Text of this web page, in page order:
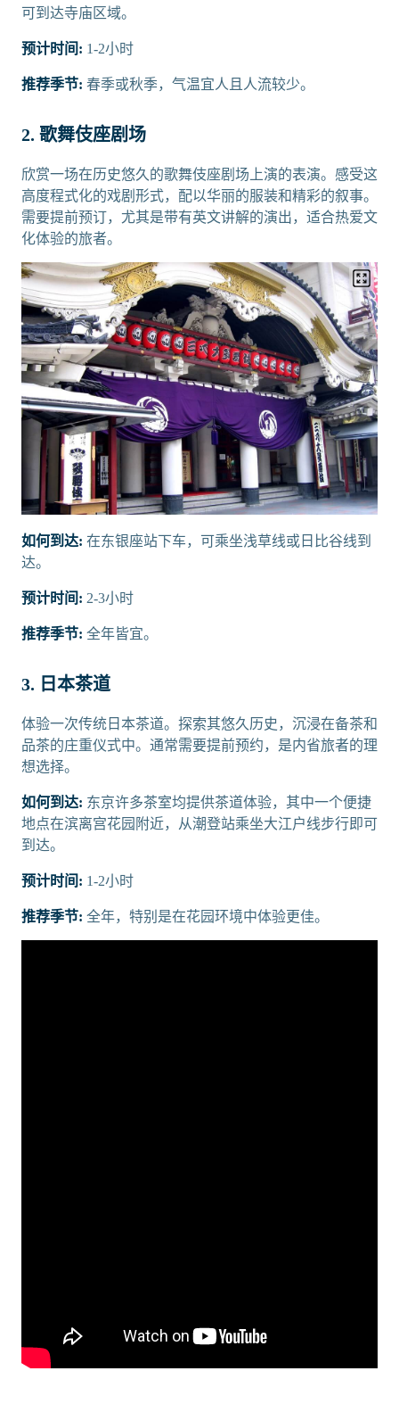
可到达寺庙区域。
预计时间: 1-2小时
推荐季节: 春季或秋季，气温宜人且人流较少。
2. 歌舞伎座剧场
欣赏一场在历史悠久的歌舞伎座剧场上演的表演。感受这
高度程式化的戏剧形式，配以华丽的服装和精彩的叙事。
需要提前预订，尤其是带有英文讲解的演出，适合热爱文
化体验的旅者。
如何到达: 在东银座站下车，可乘坐浅草线或日比谷线到
达。
预计时间: 2-3小时
推荐季节: 全年皆宜。
3. 日本茶道
体验一次传统日本茶道。探索其悠久历史，沉浸在备茶和
品茶的庄重仪式中。通常需要提前预约，是内省旅者的理
想选择。
如何到达: 东京许多茶室均提供茶道体验，其中一个便捷
地点在滨离宫花园附近，从潮登站乘坐大江户线步行即可
到达。
预计时间: 1-2小时
推荐季节: 全年，特别是在花园环境中体验更佳。